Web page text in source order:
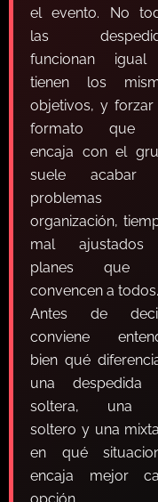
el evento. No
las
funcionan
tienen los
objetivos, y forzar
formato que
encaja con el
suele acabar
problemas
organización,
mal
planes que
convencen a todos.
Antes de
conviene
bien qué
una despedida
soltera, una
soltero y una
en qué
encaja mejor